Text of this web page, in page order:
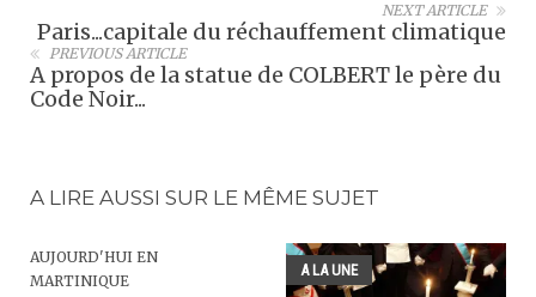
NEXT ARTICLE
Paris...capitale du réchauffement climatique
PREVIOUS ARTICLE
A propos de la statue de COLBERT le père du
Code Noir...
A LIRE AUSSI SUR LE MÊME SUJET
AUJOURD'HUI EN
MARTINIQUE
A LA UNE